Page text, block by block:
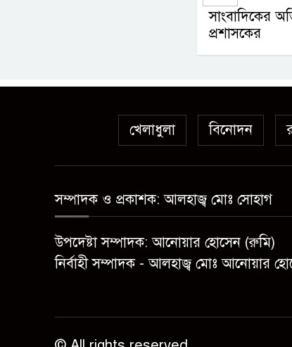
সাংবাদিকের
প্রশাসকের
খেলাধুলা বিনোদন
সম্পাদক ও প্রকাশক: আলহাজ্ব মোঃ সোহাগ
উপদেষ্টা সম্পাদক: আনোয়ার হোসেন (রুমি)
নির্বাহী সম্পাদক - আলহাজ্ব মোঃ আনোয়ার